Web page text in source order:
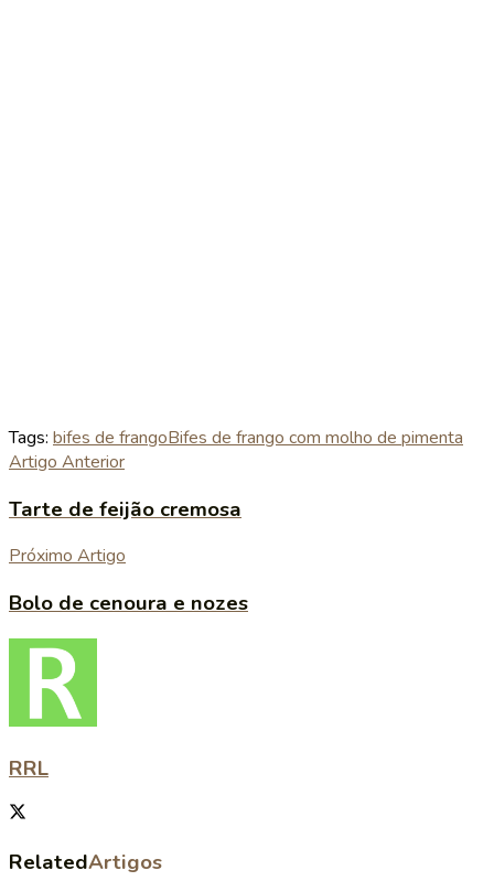
Tags: bifes de frangoBifes de frango com molho de pimenta
Artigo Anterior
Tarte de feijão cremosa
Próximo Artigo
Bolo de cenoura e nozes
RRL
RelatedArtigos